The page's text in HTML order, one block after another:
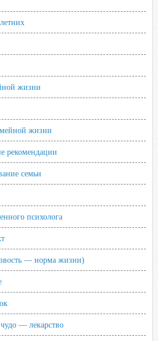
жизни
жизни
рекомендации
семьи
психолога
— норма жизни)
— лекарство